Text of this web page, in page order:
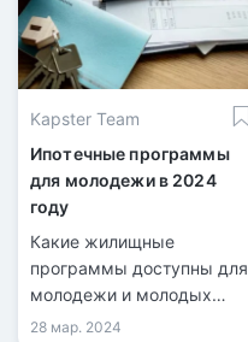
Kapster Team
Ипотечные программы
для молодежи в 2024
году
Какие жилищные
программы доступны для
молодежи и молодых
семей в Казахстане?
28 мар. 2024